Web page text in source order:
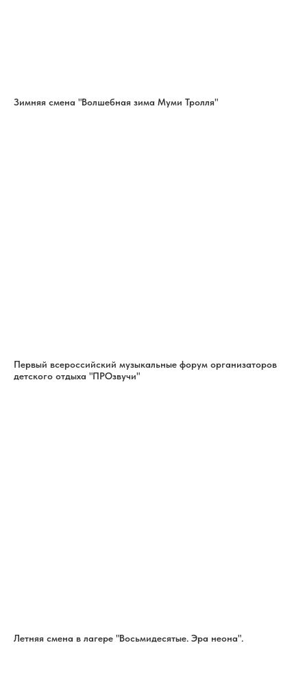
Зимняя смена "Волшебная зима Муми Тролля"
Первый всероссийский музыкальные форум организаторов
детского отдыха "ПРОзвучи"
Летняя смена в лагере "Восьмидесятые. Эра неона".